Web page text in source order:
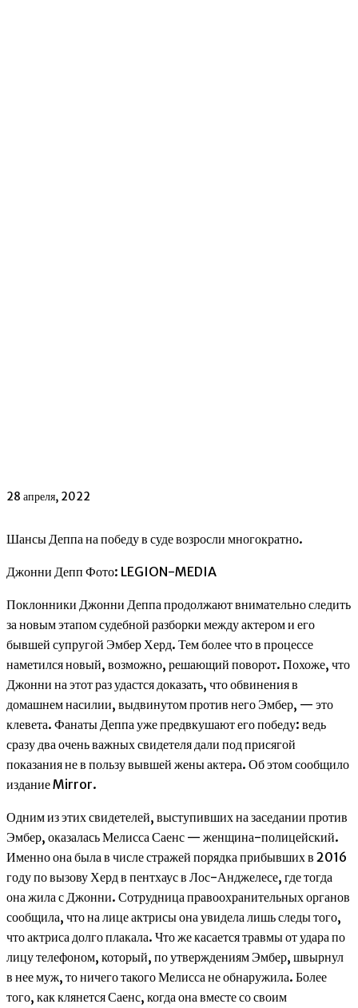
28 апреля, 2022
Шансы Деппа на победу в суде возросли многократно.
Джонни Депп Фото: LEGION-MEDIA
Поклонники Джонни Деппа продолжают внимательно следить
за новым этапом судебной разборки между актером и его
бывшей супругой Эмбер Херд. Тем более что в процессе
наметился новый, возможно, решающий поворот. Похоже, что
Джонни на этот раз удастся доказать, что обвинения в
домашнем насилии, выдвинутом против него Эмбер, — это
клевета. Фанаты Деппа уже предвкушают его победу: ведь
сразу два очень важных свидетеля дали под присягой
показания не в пользу вывшей жены актера. Об этом сообщило
издание Mirror.
Одним из этих свидетелей, выступивших на заседании против
Эмбер, оказалась Мелисса Саенс — женщина-полицейский.
Именно она была в числе стражей порядка прибывших в 2016
году по вызову Херд в пентхаус в Лос-Анджелесе, где тогда
она жила с Джонни. Сотрудница правоохранительных органов
сообщила, что на лице актрисы она увидела лишь следы того,
что актриса долго плакала. Что же касается травмы от удара по
лицу телефоном, который, по утверждениям Эмбер, швырнул
в нее муж, то ничего такого Мелисса не обнаружила. Более
того, как клянется Саенс, когда она вместе со своим